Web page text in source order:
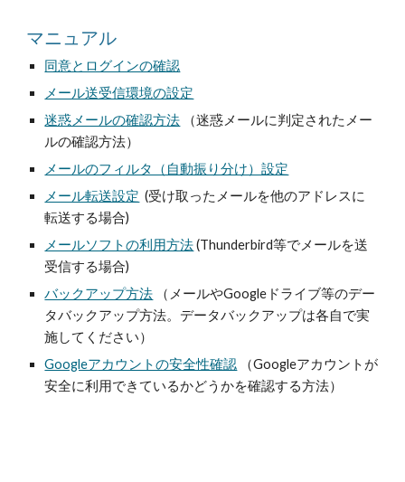
マニュアル
同意とログインの確認
メール送受信環境の設定
迷惑メールの確認方法 （迷惑メールに判定されたメー
ルの確認方法）
メールのフィルタ（自動振り分け）設定
メール転送設定 (受け取ったメールを他のアドレスに
転送する場合)
メールソフトの利用方法(Thunderbird等でメールを送
受信する場合)
バックアップ方法 （メールやGoogleドライブ等のデー
タバックアップ方法。データバックアップは各自で実
施してください）
Googleアカウントの安全性確認 （Googleアカウントが
安全に利用できているかどうかを確認する方法）